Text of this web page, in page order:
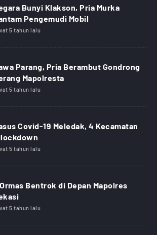
Bunyi Klakson, Pria Murka
Pengemudi Mobil
5 tahun lalu
Parang, Pria Berambut Gondrong
Mapolresta
5 tahun lalu
Covid-19 Meledak, 4 Kecamatan
5 tahun lalu
Bentrok di Depan Mapolres
5 tahun lalu